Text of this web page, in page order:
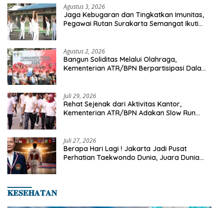
Agustus 3, 2026
Jaga Kebugaran dan Tingkatkan Imunitas,
Pegawai Rutan Surakarta Semangat Ikuti
Agustus 2, 2026
Bangun Soliditas Melalui Olahraga,
Kementerian ATR/BPN Berpartisipasi Dalam
Juli 29, 2026
Rehat Sejenak dari Aktivitas Kantor,
Kementerian ATR/BPN Adakan Slow Run
Juli 27, 2026
Berapa Hari Lagi ! Jakarta Jadi Pusat
Perhatian Taekwondo Dunia, Juara Dunia
𝐊𝐄𝐒𝐄𝐇𝐀𝐓𝐀𝐍